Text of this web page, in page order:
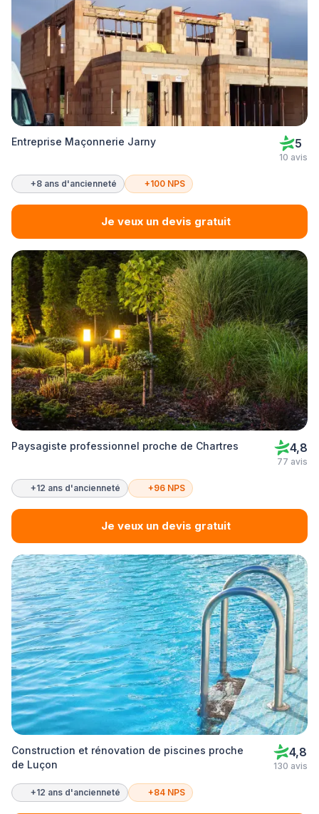
Entreprise Maçonnerie Jarny 5
10 avis
+8 ans d'ancienneté +100 NPS
Je veux un devis gratuit
Paysagiste professionnel proche de Chartres 4,8
77 avis
+12 ans d'ancienneté +96 NPS
Je veux un devis gratuit
Construction et rénovation de piscines proche
de Luçon
4,8
130 avis
+12 ans d'ancienneté +84 NPS